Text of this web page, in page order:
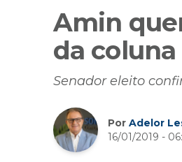
Amin
da coluna
Senador eleito
Por Adelor
16/01/2019 -